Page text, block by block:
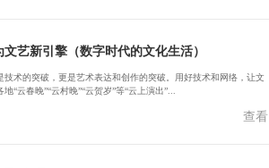
艺新引擎（数字时代的文化生活）
技术的突破，更是艺术表达和创作的突破。用好技术和网络，让文
“云春晚”“云村晚”“云贺岁”等“云上演出”...
查看